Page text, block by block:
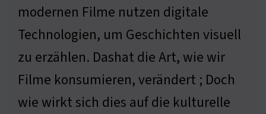
modernen Filme nutzen digitale
Technologien, um Geschichten visuell
zu erzählen. Dashat die Art, wie wir
Filme konsumieren, verändert ; Doch
wie wirkt sich dies auf die kulturelle